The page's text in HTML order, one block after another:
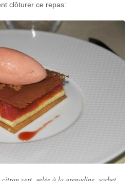
clôturer ce repas: